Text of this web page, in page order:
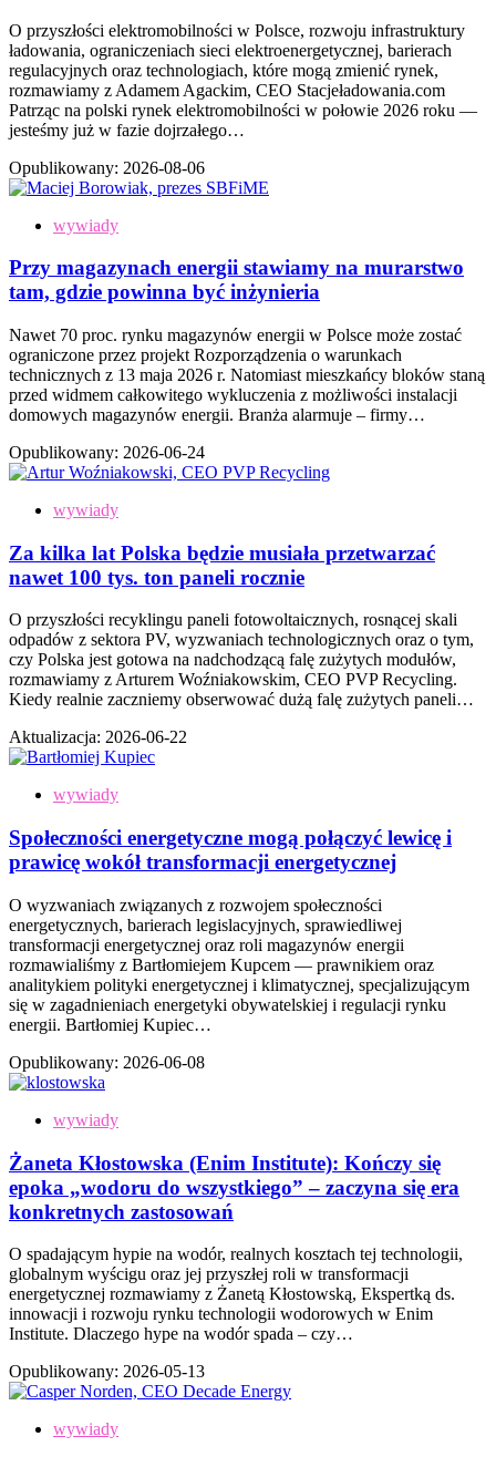
O przyszłości elektromobilności w Polsce, rozwoju infrastruktury
ładowania, ograniczeniach sieci elektroenergetycznej, barierach
regulacyjnych oraz technologiach, które mogą zmienić rynek,
rozmawiamy z Adamem Agackim, CEO Stacjeładowania.com
Patrząc na polski rynek elektromobilności w połowie 2026 roku —
jesteśmy już w fazie dojrzałego…
Opublikowany: 2026-08-06
wywiady
Przy magazynach energii stawiamy na murarstwo
tam, gdzie powinna być inżynieria
Nawet 70 proc. rynku magazynów energii w Polsce może zostać
ograniczone przez projekt Rozporządzenia o warunkach
technicznych z 13 maja 2026 r. Natomiast mieszkańcy bloków staną
przed widmem całkowitego wykluczenia z możliwości instalacji
domowych magazynów energii. Branża alarmuje – firmy…
Opublikowany: 2026-06-24
wywiady
Za kilka lat Polska będzie musiała przetwarzać
nawet 100 tys. ton paneli rocznie
O przyszłości recyklingu paneli fotowoltaicznych, rosnącej skali
odpadów z sektora PV, wyzwaniach technologicznych oraz o tym,
czy Polska jest gotowa na nadchodzącą falę zużytych modułów,
rozmawiamy z Arturem Woźniakowskim, CEO PVP Recycling.
Kiedy realnie zaczniemy obserwować dużą falę zużytych paneli…
Aktualizacja: 2026-06-22
wywiady
Społeczności energetyczne mogą połączyć lewicę i
prawicę wokół transformacji energetycznej
O wyzwaniach związanych z rozwojem społeczności
energetycznych, barierach legislacyjnych, sprawiedliwej
transformacji energetycznej oraz roli magazynów energii
rozmawialiśmy z Bartłomiejem Kupcem — prawnikiem oraz
analitykiem polityki energetycznej i klimatycznej, specjalizującym
się w zagadnieniach energetyki obywatelskiej i regulacji rynku
energii. Bartłomiej Kupiec…
Opublikowany: 2026-06-08
wywiady
Żaneta Kłostowska (Enim Institute): Kończy się
epoka „wodoru do wszystkiego” – zaczyna się era
konkretnych zastosowań
O spadającym hypie na wodór, realnych kosztach tej technologii,
globalnym wyścigu oraz jej przyszłej roli w transformacji
energetycznej rozmawiamy z Żanetą Kłostowską, Ekspertką ds.
innowacji i rozwoju rynku technologii wodorowych w Enim
Institute. Dlaczego hype na wodór spada – czy…
Opublikowany: 2026-05-13
wywiady